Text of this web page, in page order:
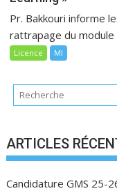
Pr. Bakkouri informe
rattrapage du module
Licence MI
ARTICLES
Candidature GMS 25-